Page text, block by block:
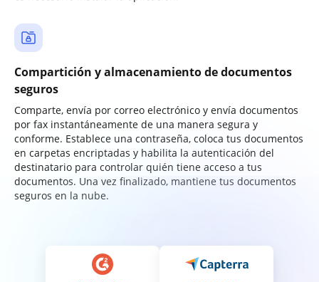
Compartición y almacenamiento de documentos
seguros
Comparte, envía por correo electrónico y envía documentos
por fax instantáneamente de una manera segura y
conforme. Establece una contraseña, coloca tus documentos
en carpetas encriptadas y habilita la autenticación del
destinatario para controlar quién tiene acceso a tus
documentos. Una vez finalizado, mantiene tus documentos
seguros en la nube.